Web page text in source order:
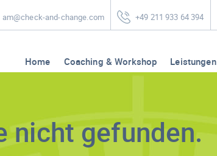
am@check-and-change.com +49 211 933 64 394
Home Coaching & Workshop Leistungen
nicht gefunden.